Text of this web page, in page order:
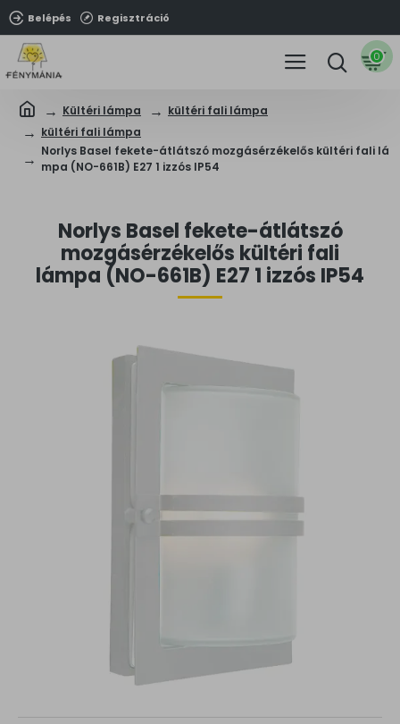
Belépés Regisztráció
0
Kültéri lámpa
kültéri fali lámpa
kültéri fali lámpa
Norlys Basel fekete-átlátszó mozgásérzékelős kültéri fali lá
mpa (NO-661B) E27 1 izzós IP54
Norlys Basel fekete-átlátszó
mozgásérzékelős kültéri fali
lámpa (NO-661B) E27 1 izzós IP54